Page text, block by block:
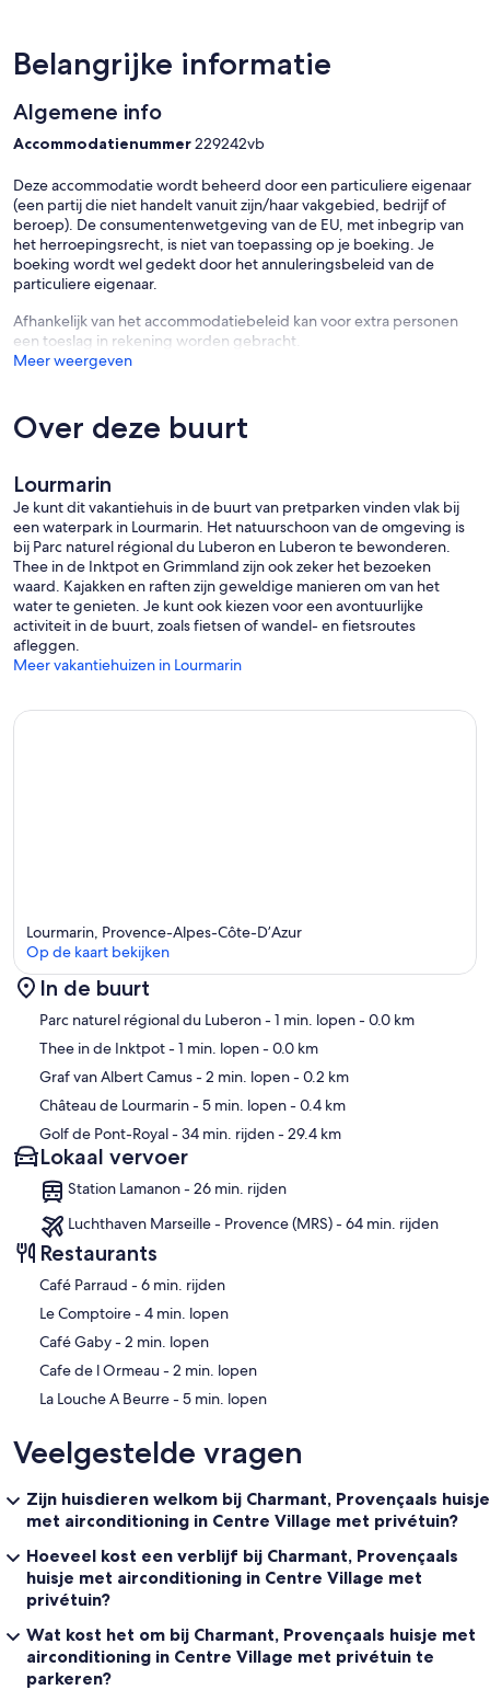
Belangrijke informatie
Algemene info
Accommodatienummer229242vb
Deze accommodatie wordt beheerd door een particuliere eigenaar
(een partij die niet handelt vanuit zijn/haar vakgebied, bedrijf of
beroep). De consumentenwetgeving van de EU, met inbegrip van
het herroepingsrecht, is niet van toepassing op je boeking. Je
boeking wordt wel gedekt door het annuleringsbeleid van de
particuliere eigenaar.
Afhankelijk van het accommodatiebeleid kan voor extra personen
een toeslag in rekening worden gebracht.
Meer weergeven
Over deze buurt
Lourmarin
Je kunt dit vakantiehuis in de buurt van pretparken vinden vlak bij
een waterpark in Lourmarin. Het natuurschoon van de omgeving is
bij Parc naturel régional du Luberon en Luberon te bewonderen.
Thee in de Inktpot en Grimmland zijn ook zeker het bezoeken
waard. Kajakken en raften zijn geweldige manieren om van het
water te genieten. Je kunt ook kiezen voor een avontuurlijke
activiteit in de buurt, zoals fietsen of wandel- en fietsroutes
afleggen.
Meer vakantiehuizen in Lourmarin
Kaart
Lourmarin, Provence-Alpes-Côte-D’Azur
Op de kaart bekijken
In de buurt
Parc naturel régional du Luberon- 1 min. lopen- 0.0 km
Thee in de Inktpot- 1 min. lopen- 0.0 km
Graf van Albert Camus- 2 min. lopen- 0.2 km
Château de Lourmarin- 5 min. lopen- 0.4 km
Golf de Pont-Royal- 34 min. rijden- 29.4 km
Lokaal vervoer
Station Lamanon - 26 min. rijden
Luchthaven Marseille - Provence (MRS) - 64 min. rijden
Restaurants
‪Café Parraud - ‬6 min. rijden
‪Le Comptoire - ‬4 min. lopen
‪Café Gaby - ‬2 min. lopen
‪Cafe de l Ormeau - ‬2 min. lopen
‪La Louche A Beurre - ‬5 min. lopen
Veelgestelde vragen
Zijn huisdieren welkom bij Charmant, Provençaals huisje
met airconditioning in Centre Village met privétuin?
Hoeveel kost een verblijf bij Charmant, Provençaals
huisje met airconditioning in Centre Village met
privétuin?
Wat kost het om bij Charmant, Provençaals huisje met
airconditioning in Centre Village met privétuin te
parkeren?